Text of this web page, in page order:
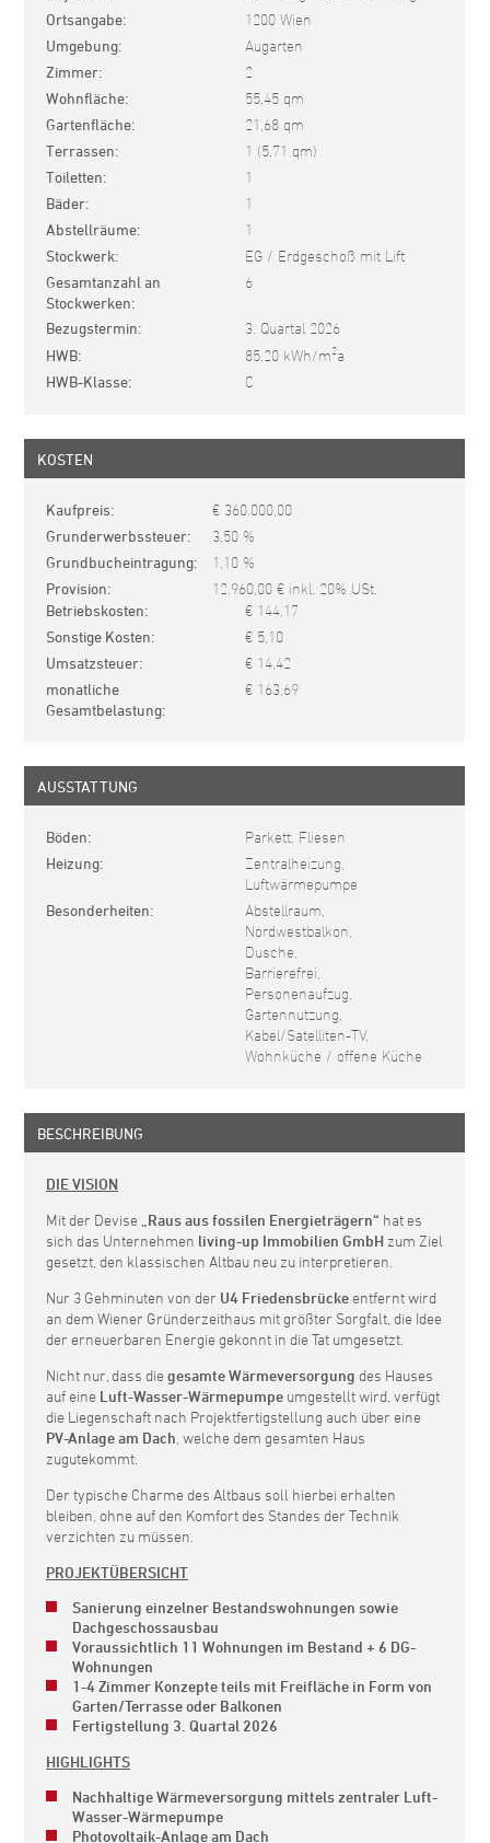
Ortsangabe 1200 Wien
Umgebung Augarten
Zimmer 2
Wohnfläche 55,45 qm
Gartenfläche 21,68 qm
Terrassen 1 (5,71 qm)
Toiletten 1
Bäder 1
Abstellräume 1
Stockwerk EG / Erdgeschoß mit Lift
Gesamtanzahl an
Stockwerken
6
Bezugstermin 3. Quartal 2026
HWB 85.20 kWh/m2a
HWB-Klasse C
KOSTEN
Kaufpreis € 360.000,00
Grunderwerbssteuer 3,50 %
Grundbucheintragung 1,10 %
Provision 12.960,00 € inkl. 20% USt.
Betriebskosten € 144,17
Sonstige Kosten € 5,10
Umsatzsteuer € 14,42
monatliche
Gesamtbelastung
€ 163,69
AUSSTATTUNG
Böden Parkett, Fliesen
Heizung
Zentralheizung,
Luftwärmepumpe
Besonderheiten
Abstellraum,
Nordwestbalkon,
Dusche,
Barrierefrei,
Personenaufzug,
Gartennutzung,
Kabel/Satelliten-TV,
Wohnküche / offene Küche
BESCHREIBUNG
DIE VISION
Mit der Devise „Raus aus fossilen Energieträgern“ hat es
sich das Unternehmen living-up Immobilien GmbH zum Ziel
gesetzt, den klassischen Altbau neu zu interpretieren.
Nur 3 Gehminuten von der U4 Friedensbrücke entfernt wird
an dem Wiener Gründerzeithaus mit größter Sorgfalt, die Idee
der erneuerbaren Energie gekonnt in die Tat umgesetzt.
Nicht nur, dass diegesamte Wärmeversorgung des Hauses
auf eine Luft-Wasser-Wärmepumpe umgestellt wird, verfügt
die Liegenschaft nach Projektfertigstellung auch über eine
PV-Anlage am Dach , welche dem gesamten Haus
zugutekommt.
Der typische Charme des Altbaus soll hierbei erhalten
bleiben, ohne auf den Komfort des Standes der Technik
verzichten zu müssen.
PROJEKTÜBERSICHT
Sanierung einzelner Bestandswohnungen sowie
Dachgeschossausbau
Voraussichtlich 11 Wohnungen im Bestand + 6 DG-
Wohnungen
1-4 Zimmer Konzepte teils mit Freifläche in Form von
Garten/Terrasse oder Balkonen
Fertigstellung 3. Quartal 2026
HIGHLIGHTS
Nachhaltige Wärmeversorgung mittels zentraler Luft-
Wasser-Wärmepumpe
Photovoltaik-Anlage am Dach